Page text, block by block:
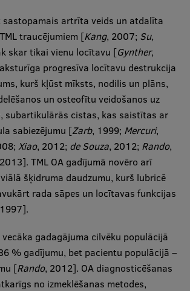
izaugsmes centrs
atbilstības pārbaude
un laboratorijas
pārvaldība
portāls
skola
sastopamais artrīta veids un atdalīta
traucējumiem [Kang, 2007; Su,
skar tikai vienu locītavu [Gynther,
progresīva locītavu destrukcija
kurš kļūst mīksts, nodilis un plāns,
un osteofītu veidošanos uz
subartikulārās cistas, kas saistītas ar
sabiezējumu [Zarb, 1999; Mercuri,
Xiao, 2012; de Souza, 2012; Rando,
TML OA gadījumā novēro arī
šķidruma daudzumu, kurš lubricē
rada sāpes un locītavas funkcijas
vecāka gadagājuma cilvēku populācijā
% gadījumu, bet pacientu populācijā –
[Rando, 2012]. OA diagnosticēšanas
no izmeklēšanas metodes,